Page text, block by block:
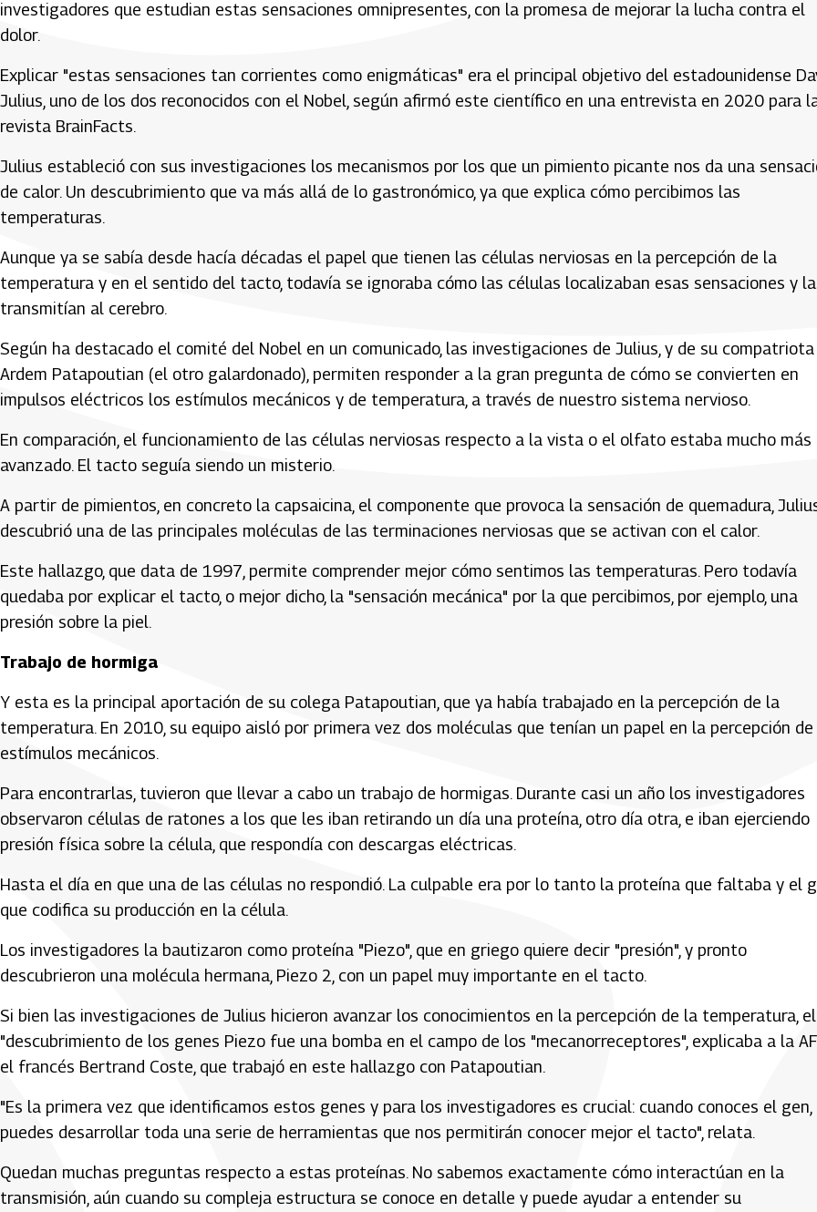
investigadores que estudian estas sensaciones omnipresentes, con la promesa de mejorar la lucha contra el
dolor.
Explicar "estas sensaciones tan corrientes como enigmáticas" era el principal objetivo del estadounidense
Julius, uno de los dos reconocidos con el Nobel, según afirmó este científico en una entrevista en 2020 para
revista BrainFacts.
Julius estableció con sus investigaciones los mecanismos por los que un pimiento picante nos da una
de calor. Un descubrimiento que va más allá de lo gastronómico, ya que explica cómo percibimos las
temperaturas.
Aunque ya se sabía desde hacía décadas el papel que tienen las células nerviosas en la percepción de la
temperatura y en el sentido del tacto, todavía se ignoraba cómo las células localizaban esas sensaciones y
transmitían al cerebro.
Según ha destacado el comité del Nobel en un comunicado, las investigaciones de Julius, y de su compatriota
Ardem Patapoutian (el otro galardonado), permiten responder a la gran pregunta de cómo se convierten en
impulsos eléctricos los estímulos mecánicos y de temperatura, a través de nuestro sistema nervioso.
En comparación, el funcionamiento de las células nerviosas respecto a la vista o el olfato estaba mucho más
avanzado. El tacto seguía siendo un misterio.
A partir de pimientos, en concreto la capsaicina, el componente que provoca la sensación de quemadura,
descubrió una de las principales moléculas de las terminaciones nerviosas que se activan con el calor.
Este hallazgo, que data de 1997, permite comprender mejor cómo sentimos las temperaturas. Pero todavía
quedaba por explicar el tacto, o mejor dicho, la "sensación mecánica" por la que percibimos, por ejemplo, una
presión sobre la piel.
Trabajo de hormiga
Y esta es la principal aportación de su colega Patapoutian, que ya había trabajado en la percepción de la
temperatura. En 2010, su equipo aisló por primera vez dos moléculas que tenían un papel en la percepción
estímulos mecánicos.
Para encontrarlas, tuvieron que llevar a cabo un trabajo de hormigas. Durante casi un año los investigadores
observaron células de ratones a los que les iban retirando un día una proteína, otro día otra, e iban ejerciendo
presión física sobre la célula, que respondía con descargas eléctricas.
Hasta el día en que una de las células no respondió. La culpable era por lo tanto la proteína que faltaba y el
que codifica su producción en la célula.
Los investigadores la bautizaron como proteína "Piezo", que en griego quiere decir "presión", y pronto
descubrieron una molécula hermana, Piezo 2, con un papel muy importante en el tacto.
Si bien las investigaciones de Julius hicieron avanzar los conocimientos en la percepción de la temperatura, el
"descubrimiento de los genes Piezo fue una bomba en el campo de los "mecanorreceptores", explicaba a la
el francés Bertrand Coste, que trabajó en este hallazgo con Patapoutian.
"Es la primera vez que identificamos estos genes y para los investigadores es crucial: cuando conoces el gen,
puedes desarrollar toda una serie de herramientas que nos permitirán conocer mejor el tacto", relata.
Quedan muchas preguntas respecto a estas proteínas. No sabemos exactamente cómo interactúan en la
transmisión, aún cuando su compleja estructura se conoce en detalle y puede ayudar a entender su